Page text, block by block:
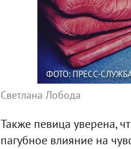
ФОТО: ПРЕСС-
Светлана Лобода
Также певица уверена,
пагубное влияние на